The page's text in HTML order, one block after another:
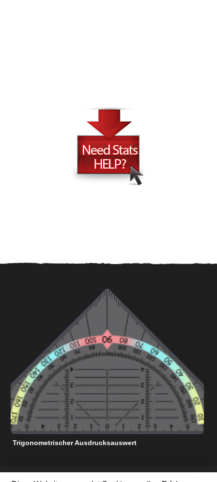
Trigonometrischer Ausdrucksauswert
KOSTENLOSE MATHE-HILFSRESSOURCEN